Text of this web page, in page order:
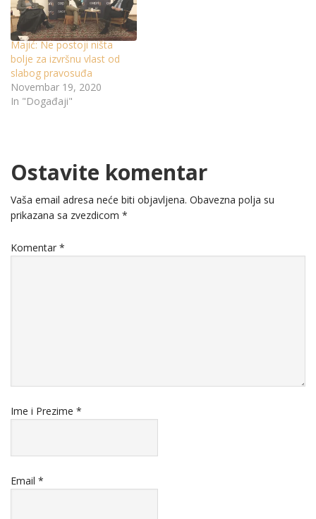
Majić: Ne postoji ništa
bolje za izvršnu vlast od
slabog pravosuđa
Novembar 19, 2020
In "Događaji"
Ostavite komentar
Vaša email adresa neće biti objavljena. Obavezna polja su
prikazana sa zvezdicom *
Komentar *
Ime i Prezime *
Email *